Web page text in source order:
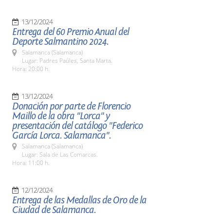
13/12/2024
Entrega del 60 Premio Anual del
Deporte Salmantino 2024.
Salamanca (Salamanca)
Lugar: Padres Paúles, Santa Marta.
Hora: 20:00 h.
13/12/2024
Donación por parte de Florencio
Maillo de la obra "Lorca" y
presentación del catálogo "Federico
García Lorca. Salamanca".
Salamanca (Salamanca)
Lugar: Sala de Las Comarcas.
Hora: 11:00 h.
12/12/2024
Entrega de las Medallas de Oro de la
Ciudad de Salamanca.